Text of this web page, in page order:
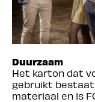
Duurzaam
Het karton dat
gebruikt bestaat
materiaal en is